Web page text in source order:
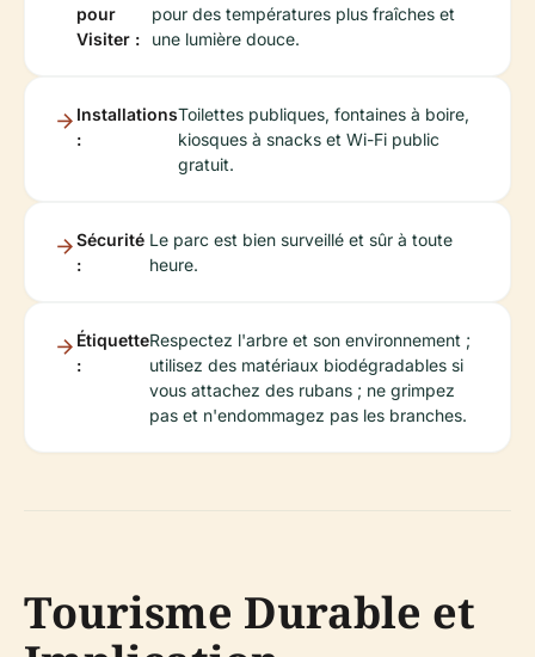
pour
Visiter :
pour des températures plus fraîches et
une lumière douce.
Installations
:
Toilettes publiques, fontaines à boire,
kiosques à snacks et Wi-Fi public
gratuit.
Sécurité
:
Le parc est bien surveillé et sûr à toute
heure.
Étiquette
:
Respectez l'arbre et son environnement ;
utilisez des matériaux biodégradables si
vous attachez des rubans ; ne grimpez
pas et n'endommagez pas les branches.
Tourisme Durable et